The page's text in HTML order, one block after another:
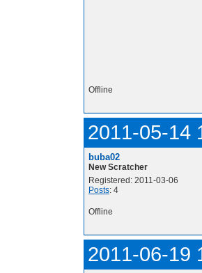
Offline
2011-05-14
buba02
New Scratcher
Registered: 2011-03-06
Posts: 4
Offline
2011-06-19